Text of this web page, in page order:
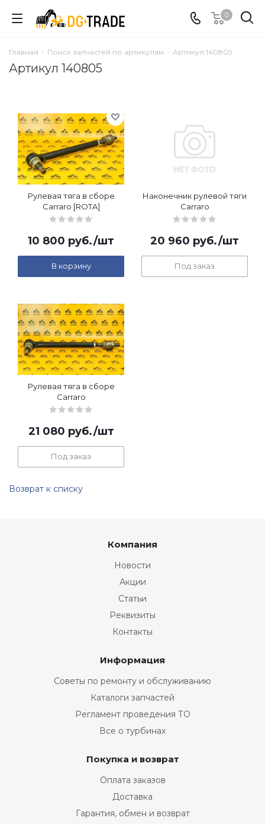
0
Главная - Поиск запчастей по артикулам - Артикул 140805
Артикул 140805
Рулевая тяга в сборе
Carraro [ROTA]
10 800 руб./шт
В корзину
Наконечник рулевой тяги
Carraro
20 960 руб./шт
Под заказ
Рулевая тяга в сборе
Carraro
21 080 руб./шт
Под заказ
Возврат к списку
Компания
Новости
Акции
Статьи
Реквизиты
Контакты
Информация
Советы по ремонту и обслуживанию
Каталоги запчастей
Регламент проведения ТО
Все о турбинах
Покупка и возврат
Оплата заказов
Доставка
Гарантия, обмен и возврат